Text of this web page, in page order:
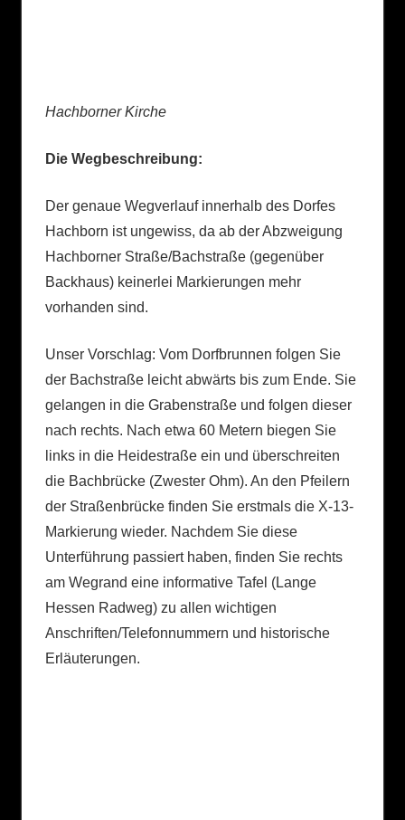
Hachborner Kirche
Die Wegbeschreibung:
Der genaue Wegverlauf innerhalb des Dorfes
Hachborn ist ungewiss, da ab der Abzweigung
Hachborner Straße/Bachstraße (gegenüber
Backhaus) keinerlei Markierungen mehr
vorhanden sind.
Unser Vorschlag: Vom Dorfbrunnen folgen Sie
der Bachstraße leicht abwärts bis zum Ende. Sie
gelangen in die Grabenstraße und folgen dieser
nach rechts. Nach etwa 60 Metern biegen Sie
links in die Heidestraße ein und überschreiten
die Bachbrücke (Zwester Ohm). An den Pfeilern
der Straßenbrücke finden Sie erstmals die X-13-
Markierung wieder. Nachdem Sie diese
Unterführung passiert haben, finden Sie rechts
am Wegrand eine informative Tafel (Lange
Hessen Radweg) zu allen wichtigen
Anschriften/Telefonnummern und historische
Erläuterungen.